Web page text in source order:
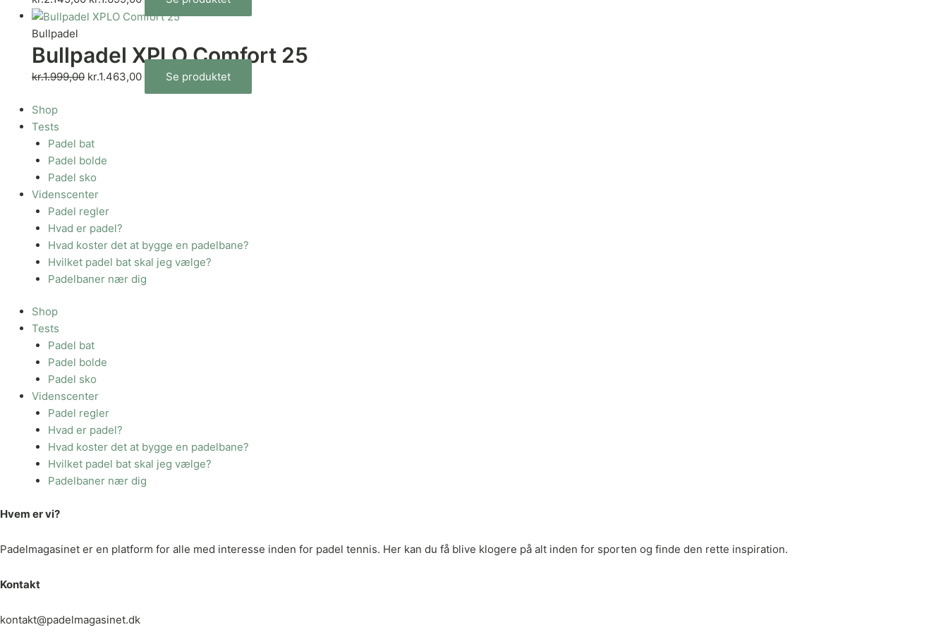
Bullpadel
Bullpadel XPLO Comfort 25
kr.1.999,00 kr.1.463,00 Se produktet
Shop
Tests
Padel bat
Padel bolde
Padel sko
Videnscenter
Padel regler
Hvad er padel?
Hvad koster det at bygge en padelbane?
Hvilket padel bat skal jeg vælge?
Padelbaner nær dig
Shop
Tests
Padel bat
Padel bolde
Padel sko
Videnscenter
Padel regler
Hvad er padel?
Hvad koster det at bygge en padelbane?
Hvilket padel bat skal jeg vælge?
Padelbaner nær dig
Hvem er vi?
Padelmagasinet er en platform for alle med interesse inden for padel tennis. Her kan du få blive klogere på alt inden for sporten og finde den rette inspiration.
Kontakt
kontakt@padelmagasinet.dk